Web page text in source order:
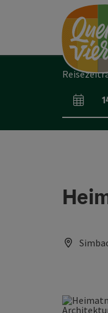
Zum Inhalt[0]
Zur Navigation
Zum Seitenanfang
An- und